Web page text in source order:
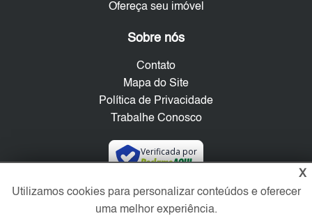
Ofereça seu imóvel
Sobre nós
Contato
Mapa do Site
Política de Privacidade
Trabalhe Conosco
Verificada por
Redes Sociais
X
Utilizamos cookies para personalizar conteúdos e oferecer
uma melhor experiência.